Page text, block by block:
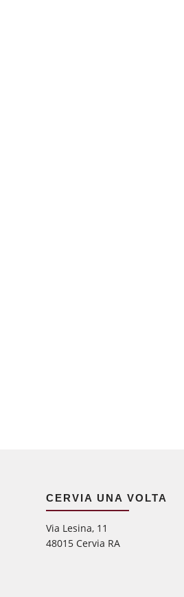
CERVIA UNA VOLTA
Via Lesina, 11
48015 Cervia RA